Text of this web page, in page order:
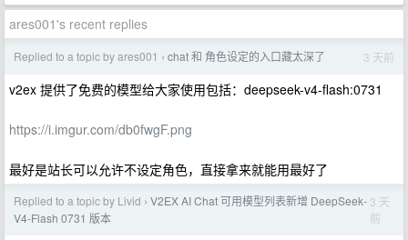
ares001's recent replies
Replied to a topic by ares001 › chat 和 角色设定的入口藏太深了 3 天前
v2ex 提供了免费的模型给大家使用包括：deepseek-v4-flash:0731
https://i.imgur.com/db0fwgF.png
最好是站长可以允许不设定角色，直接拿来就能用最好了
Replied to a topic by Livid › V2EX AI Chat 可用模型列表新增 DeepSeek-
V4-Flash 0731 版本
3 天
前